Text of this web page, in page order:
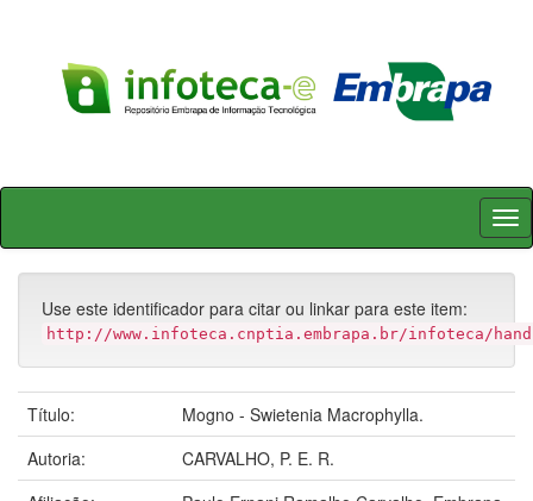
Skip
Use este identificador para citar ou linkar para este item:
http://www.infoteca.cnptia.embrapa.br/infoteca/
Título:
Mogno - Swietenia Macrophylla.
Autoria:
CARVALHO, P. E. R.